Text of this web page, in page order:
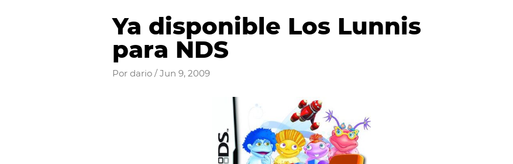
Ya disponible Los Lunnis
para NDS
Pordario/Jun 9, 2009